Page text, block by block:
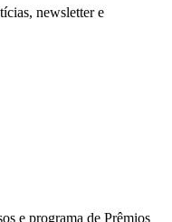
newsletter e
e programa de Prêmios